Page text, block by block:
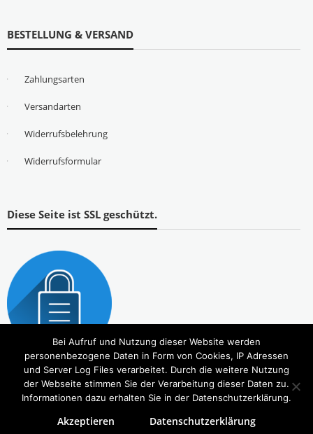
BESTELLUNG & VERSAND
Zahlungsarten
Versandarten
Widerrufsbelehrung
Widerrufsformular
Diese Seite ist SSL geschützt.
Copyright © 2026Tierbedarf – bvl-Shop . Alle Rechte vorbehalten. Theme:eStorevon ThemeGrill.
Bei Aufruf und Nutzung dieser Website werden
personenbezogene Daten in Form von Cookies, IP Adressen
und Server Log Files verarbeitet. Durch die weitere Nutzung
der Webseite stimmen Sie der Verarbeitung dieser Daten zu.
Informationen dazu erhalten Sie in der Datenschutzerklärung.
Akzeptieren Datenschutzerklärung